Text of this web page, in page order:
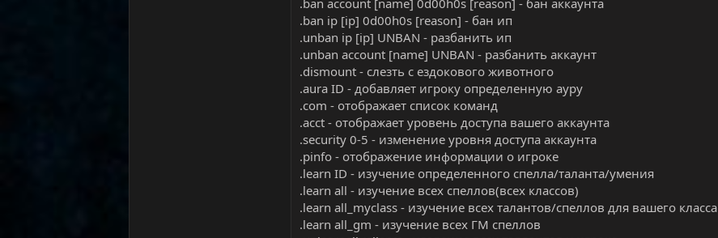
.ban account [name] 0d00h0s [reason] - бан аккаунта
.ban ip [ip] 0d00h0s [reason] - бан ип
.unban ip [ip] UNBAN - разбанить ип
.unban account [name] UNBAN - разбанить аккаунт
.dismount - слезть с ездокового животного
.aura ID - добавляет игроку определенную ауру
.com - отображает список команд
.acct - отображает уровень доступа вашего аккаунта
.security 0-5 - изменение уровня доступа аккаунта
.pinfo - отображение информации о игроке
.learn ID - изучение определенного спелла/таланта/умения
.learn all - изучение всех спеллов(всех классов)
.learn all_myclass - изучение всех талантов/спеллов для вашего класса
.learn all_gm - изучение всех ГМ спеллов